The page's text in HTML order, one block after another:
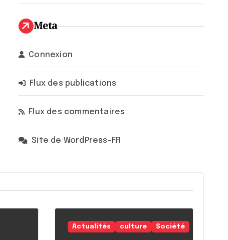
Meta
Connexion
Flux des publications
Flux des commentaires
Site de WordPress-FR
Actualités culture Société